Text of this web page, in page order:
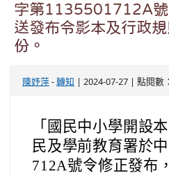
字第1135501712A號
送發布令影本及行政
份。
陳妤萍-轉知 | 2024-07-27 | 點閱數
「國民中小學開設
民及學前教育署於
712A號令修正發布